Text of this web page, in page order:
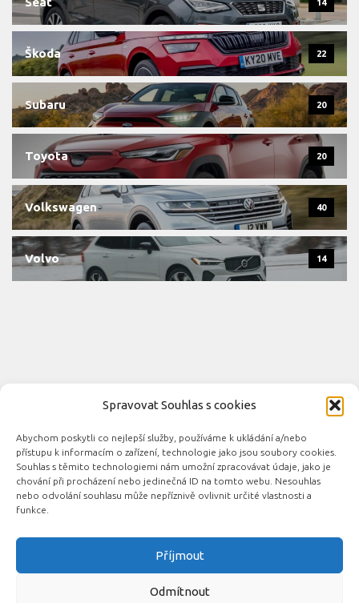
Spravovat Souhlas s cookies
Abychom poskytli co nejlepší služby, používáme k ukládání a/nebo
přístupu k informacím o zařízení, technologie jako jsou soubory cookies.
Souhlas s těmito technologiemi nám umožní zpracovávat údaje, jako je
chování při procházení nebo jedinečná ID na tomto webu. Nesouhlas
nebo odvolání souhlasu může nepříznivě ovlivnit určité vlastnosti a
funkce.
Příjmout
Odmítnout
14
Škoda 22
Subaru 20
Toyota 20
Volkswagen 40
Volvo 14
Novinky automobilového průmyslu © 2026. Všechna práva
vyhrazena.
Podporováno - Designed with the
Související automobilové magazíny:
Auta.eu DotekSlova.cz